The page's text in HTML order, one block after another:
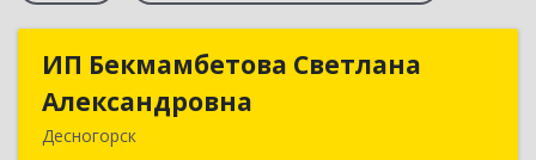
ИП Бекмамбетова Светлана
Александровна
Десногорск
ИП Бекмамбетова Светлана